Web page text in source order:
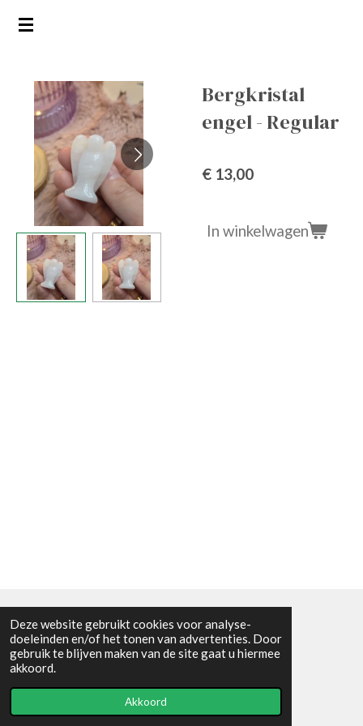
Deze website gebruikt cookies voor analyse-
doeleinden en/of het tonen van advertenties. Door
gebruik te blijven maken van de site gaat u hiermee
akkoord.
Akkoord
Ga
hoofdinhoud
Bergkristal
engel - Regular
€ 13,00
In winkelwagen
Algemene voorwaarden
© 2021 - RC en mineralenshop Het vlinderpad